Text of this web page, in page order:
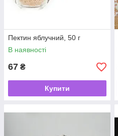
Пектин яблучний, 50 г
В наявності
67 ₴
Купити